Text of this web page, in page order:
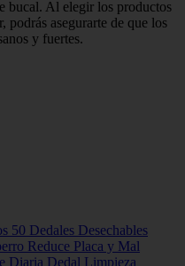
bucal. Al elegir los productos
podrás asegurarte de que los
y fuertes.
50 Dedales Desechables
Reduce Placa y Mal
Diaria Dedal Limpieza